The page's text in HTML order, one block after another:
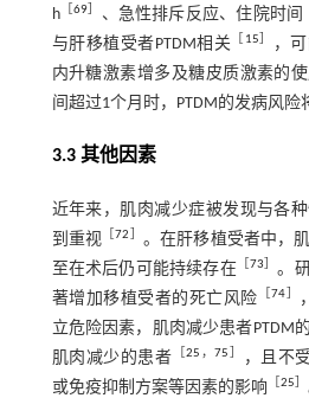
h［69 、急性排斥反应、住院时间
与肝移植受者PTDM相关
15
，
内升糖激素增多及糖皮质激素的
间超过1个月时，PTDM的发病风险
3.3 其他因素
近年来，肌肉减少症被发现与各
到重视 ［72
。在肝移植受者中，
至在术后仍可能持续存在［ 73
。
著增加移植受者的死亡风险 ［74
立危险因素，肌肉减少患者PTDM
肌肉减少的患者 ［25 ，75
，且不
或免疫抑制方案等因素的影响
25